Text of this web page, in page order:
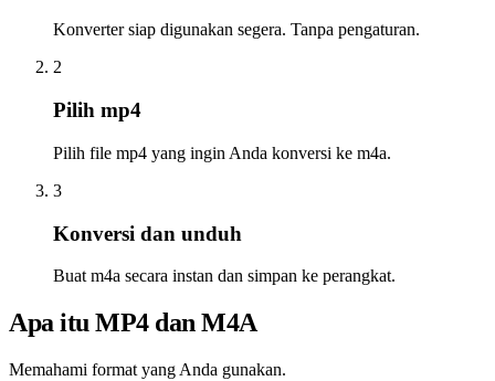
Konverter siap digunakan segera. Tanpa pengaturan.
2
Pilih mp4
Pilih file mp4 yang ingin Anda konversi ke m4a.
3
Konversi dan unduh
Buat m4a secara instan dan simpan ke perangkat.
Apa itu MP4 dan M4A
Memahami format yang Anda gunakan.